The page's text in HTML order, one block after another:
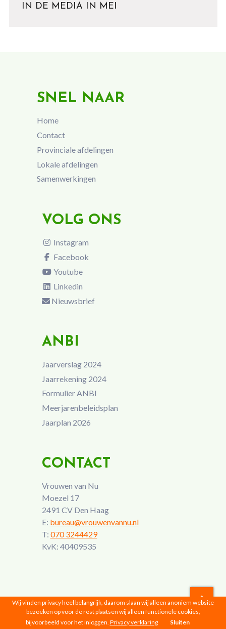
IN DE MEDIA IN MEI
SNEL NAAR
Home
Contact
Provinciale afdelingen
Lokale afdelingen
Samenwerkingen
VOLG ONS
Instagram
Facebook
Youtube
Linkedin
Nieuwsbrief
ANBI
Jaarverslag 2024
Jaarrekening 2024
Formulier ANBI
Meerjarenbeleidsplan
Jaarplan 2026
CONTACT
Vrouwen van Nu
Moezel 17
2491 CV Den Haag
E: bureau@vrouwenvannu.nl
T: 070 3244429
KvK: 40409535
Vrouwen van Nu © 2026 |Privacyverklaring
Wij vinden privacy heel belangrijk, daarom slaan wij alleen anoniem website
bezoeken op voor de rest plaatsen wij alleen functionele cookies,
bijvoorbeeld voor het inloggen. Privacy verklaring Sluiten